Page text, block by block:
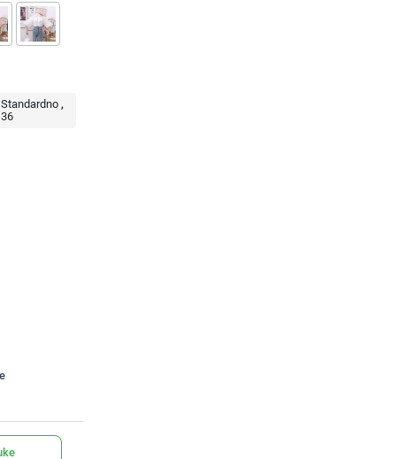
Standardno
36